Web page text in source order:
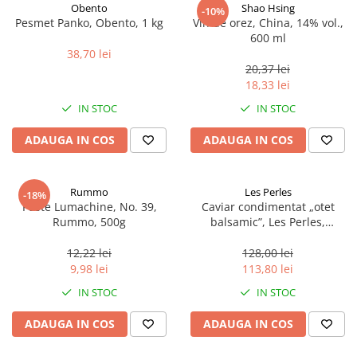
Obento
Pesmet Panko, Obento, 1 kg
38,70 lei
IN STOC
ADAUGA IN COS
-10% Shao Hsing
Vin de orez, China, 14% vol.,
600 ml
20,37 lei
18,33 lei
IN STOC
ADAUGA IN COS
-18% Rummo
Paste Lumachine, No. 39,
Rummo, 500g
12,22 lei
9,98 lei
IN STOC
ADAUGA IN COS
Les Perles
Caviar condimentat „otet
balsamic”, Les Perles,
sferice, 200 g
128,00 lei
113,80 lei
IN STOC
ADAUGA IN COS